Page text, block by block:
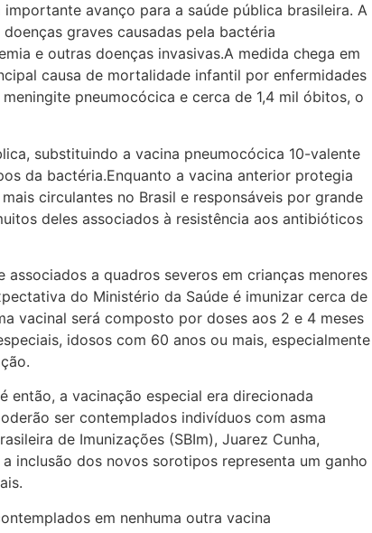
avanço para a saúde pública brasileira. A
graves causadas pela bactéria
e outras doenças invasivas.A medida chega em
causa de mortalidade infantil por enfermidades
pneumocócica e cerca de 1,4 mil óbitos, o
substituindo a vacina pneumocócica 10-valente
da bactéria.Enquanto a vacina anterior protegia
circulantes no Brasil e responsáveis por grande
deles associados à resistência aos antibióticos
a quadros severos em crianças menores
do Ministério da Saúde é imunizar cerca de
vacinal será composto por doses aos 2 e 4 meses
idosos com 60 anos ou mais, especialmente
então, a vacinação especial era direcionada
ser contemplados indivíduos com asma
de Imunizações (SBIm), Juarez Cunha,
inclusão dos novos sorotipos representa um ganho
em nenhuma outra vacina